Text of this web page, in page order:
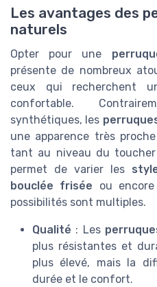
Les avantages des
naturels
Opter pour une
présente de nombreux
ceux qui recherchent
confortable.
synthétiques, les
une apparence très
tant au niveau du
permet de varier les
bouclée frisée ou encore
possibilités sont multiples.
Qualité : Les
plus résistantes et
plus élevé, mais la
durée et le confort.